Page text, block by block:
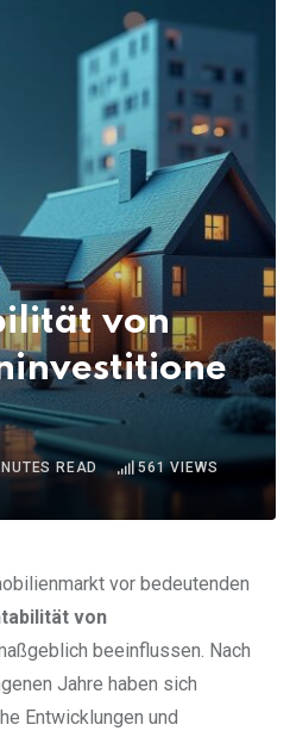
von
READ 561VIEWS
vor bedeutenden
von
beeinflussen. Nach
Jahre haben sich
Entwicklungen und